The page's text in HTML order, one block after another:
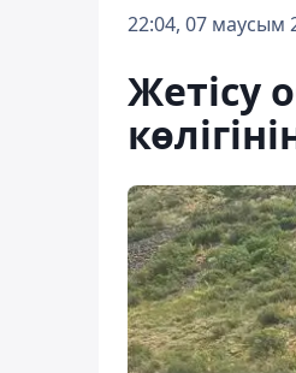
22:04, 07 маусым
Жетісу